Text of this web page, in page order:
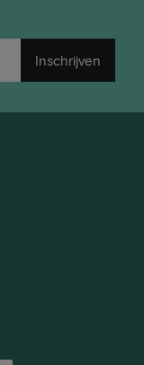
Inschrijven